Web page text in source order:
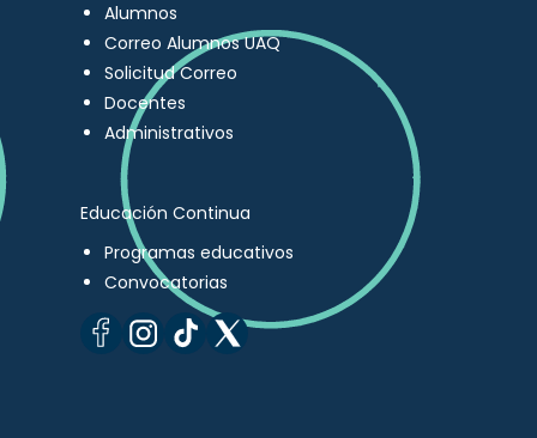
Alumnos
Correo Alumnos UAQ
Solicitud Correo
Docentes
Administrativos
Educación Continua
Programas educativos
Convocatorias